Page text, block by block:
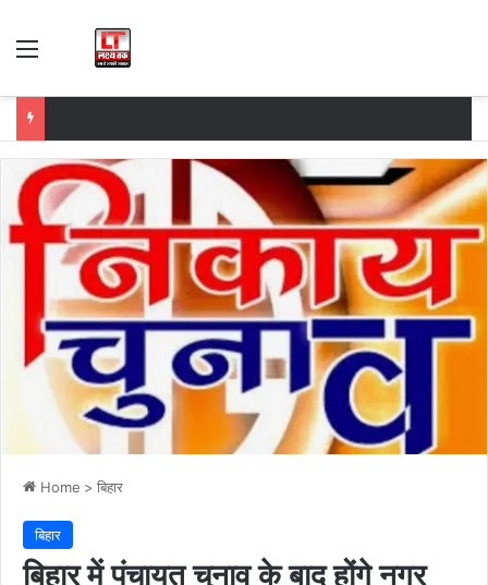
Menu
Home > बिहार
बिहार
बिहार में पंचायत चुनाव के बाद होंगे नगर